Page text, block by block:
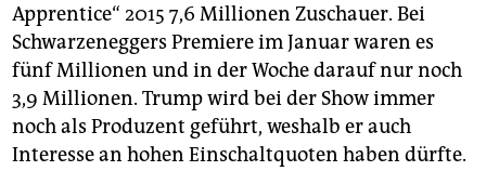
Apprentice“ 2015 7,6 Millionen Zuschauer. Bei
Schwarzeneggers Premiere im Januar waren es
fünf Millionen und in der Woche darauf nur noch
3,9 Millionen. Trump wird bei der Show immer
noch als Produzent geführt, weshalb er auch
Interesse an hohen Einschaltquoten haben dürfte.